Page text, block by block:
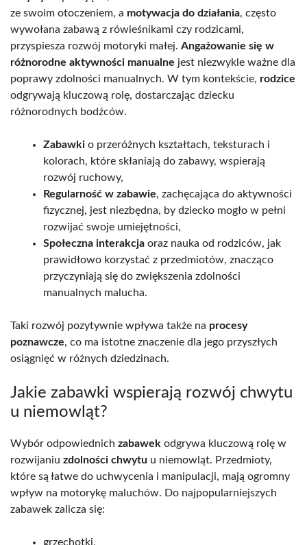
ze swoim otoczeniem, a motywacja do działania, często
wywołana zabawą z rówieśnikami czy rodzicami,
przyspiesza rozwój motoryki małej. Angażowanie się w
różnorodne aktywności manualne jest niezwykle ważne dla
poprawy zdolności manualnych. W tym kontekście, rodzice
odgrywają kluczową rolę, dostarczając dziecku
różnorodnych bodźców.
Zabawki o przeróżnych kształtach, teksturach i
kolorach, które skłaniają do zabawy, wspierają
rozwój ruchowy,
Regularność w zabawie, zachęcająca do aktywności
fizycznej, jest niezbędna, by dziecko mogło w pełni
rozwijać swoje umiejętności,
Społeczna interakcja oraz nauka od rodziców, jak
prawidłowo korzystać z przedmiotów, znacząco
przyczyniają się do zwiększenia zdolności
manualnych malucha.
Taki rozwój pozytywnie wpływa także na procesy
poznawcze, co ma istotne znaczenie dla jego przyszłych
osiągnięć w różnych dziedzinach.
Jakie zabawki wspierają rozwój chwytu
u niemowląt?
Wybór odpowiednich zabawek odgrywa kluczową rolę w
rozwijaniu zdolności chwytu u niemowląt. Przedmioty,
które są łatwe do uchwycenia i manipulacji, mają ogromny
wpływ na motorykę maluchów. Do najpopularniejszych
zabawek zalicza się:
grzechotki,